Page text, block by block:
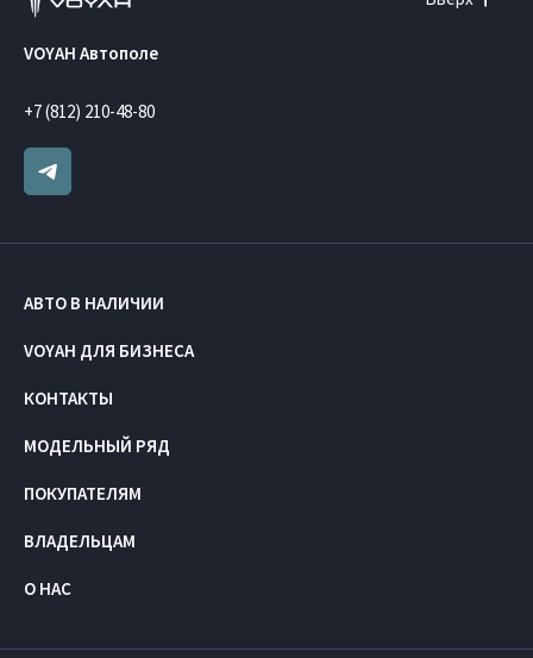
VOYAH Автополе
+7 (812) 210-48-80
АВТО В НАЛИЧИИ
VOYAH ДЛЯ БИЗНЕСА
КОНТАКТЫ
МОДЕЛЬНЫЙ РЯД
ПОКУПАТЕЛЯМ
ВЛАДЕЛЬЦАМ
О НАС